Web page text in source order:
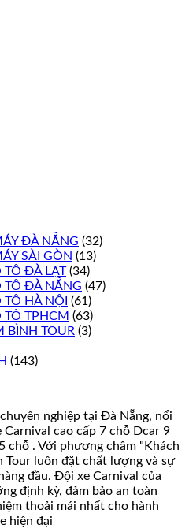
ĐÀ NẴNG (32)
SÀI GÒN (13)
TÔ ĐÀ LẠT(34)
TÔ ĐÀ NẴNG (47)
TÔ HÀ NỘI (61)
TÔ TPHCM (63)
BÌNH TOUR (3)
(143)
nghiệp tại Đà Nẵng, nổi
cao cấp 7 chỗ Dcar 9
chỗ . Với phương châm "Khách
Tour luôn đặt chất lượng và sự
đầu. Đội xe Carnival của
định kỳ, đảm bảo an toàn
thoải mái nhất cho hành
hiện đại